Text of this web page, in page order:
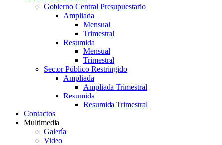
Gobierno Central Presupuestario
Ampliada
Mensual
Trimestral
Resumida
Mensual
Trimestral
Sector Público Restringido
Ampliada
Ampliada Trimestral
Resumida
Resumida Trimestral
Contactos
Multimedia
Galería
Video